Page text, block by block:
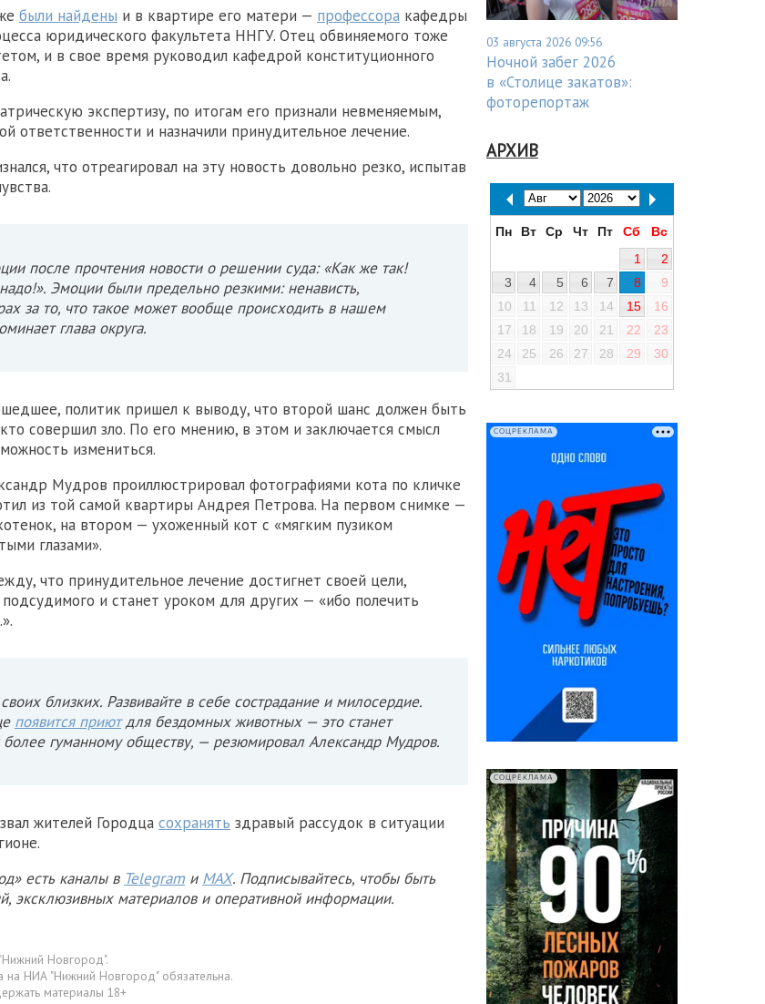
были найдены и в квартире его матери — профессора кафедры
юридического факультета ННГУ. Отец обвиняемого тоже
и в свое время руководил кафедрой конституционного
экспертизу, по итогам его признали невменяемым,
ответственности и назначили принудительное лечение.
что отреагировал на эту новость довольно резко, испытав
после прочтения новости о решении суда: «Как же так!
Эмоции были предельно резкими: ненависть,
за то, что такое может вообще происходить в нашем
глава округа.
политик пришел к выводу, что второй шанс должен быть
совершил зло. По его мнению, в этом и заключается смысл
измениться.
Мудров проиллюстрировал фотографиями кота по кличке
из той самой квартиры Андрея Петрова. На первом снимке —
на втором — ухоженный кот с «мягким пузиком
глазами».
что принудительное лечение достигнет своей цели,
и станет уроком для других — «ибо полечить
близких. Развивайте в себе сострадание и милосердие.
появится приютдля бездомных животных — это станет
гуманному обществу, — резюмировал Александр Мудров.
жителей Городца сохранять здравый рассудок в ситуации
есть каналы в Telegram и MAX. Подписывайтесь, чтобы быть
эксклюзивных материалов и оперативной информации.
Новгород".
на НИА "Нижний Новгород" обязательна.
материалы 18+
03 августа 2026 09:56
Ночной забег 2026
в «Столице закатов»:
фоторепортаж
АРХИВ
Пн Вт Ср Чт Пт Сб
Вс
1
2
3
4 5 6 7 8
9
10
11 12 13 14 15
16
17
18 19 20 21 22
23
24
25 26 27 28 29
30
31
СОЦРЕКЛАМА
СОЦРЕКЛАМА